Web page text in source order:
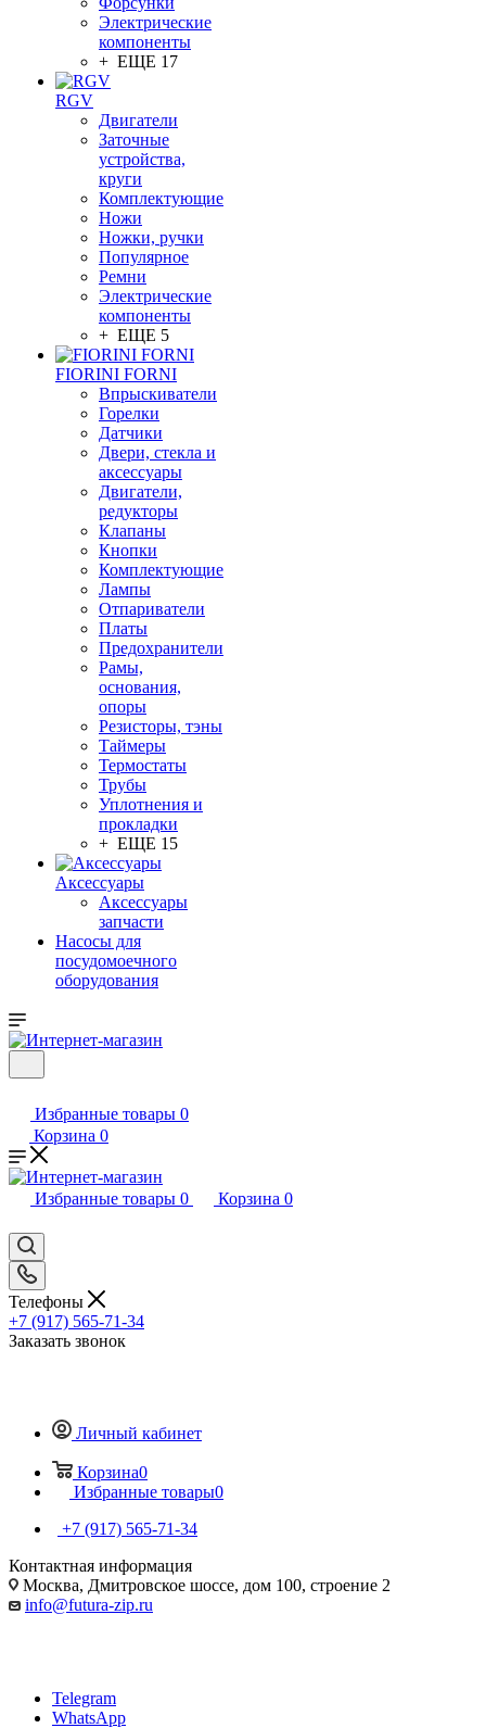
Электрические
компоненты
+ ЕЩЕ 17
RGV
Двигатели
Заточные
устройства,
круги
Комплектующие
Ножи
Ножки, ручки
Популярное
Ремни
Электрические
компоненты
+ ЕЩЕ 5
FIORINI FORNI
Впрыскиватели
Горелки
Датчики
Двери, стекла и
аксессуары
Двигатели,
редукторы
Клапаны
Кнопки
Комплектующие
Лампы
Отпариватели
Платы
Предохранители
Рамы,
основания,
опоры
Резисторы, тэны
Таймеры
Термостаты
Трубы
Уплотнения и
прокладки
+ ЕЩЕ 15
Аксессуары
Аксессуары
запчасти
Насосы для
посудомоечного
оборудования
Избранные товары 0
Корзина 0
Избранные товары 0 Корзина 0
Телефоны
+7 (917) 565-71-34
Заказать звонок
Личный кабинет
Корзина0
Избранные товары0
+7 (917) 565-71-34
Контактная информация
Москва, Дмитровское шоссе, дом 100, строение 2
info@futura-zip.ru
Telegram
WhatsApp